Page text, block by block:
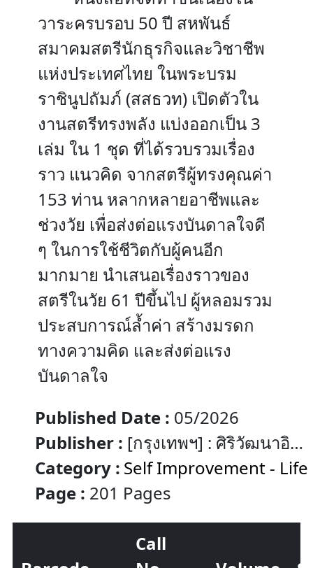
วาระครบรอบ 50 ปี สหพันธ์
สมาคมสตรีนักธุรกิจและวิชาชีพ
แห่งประเทศไทย ในพระบรม
ราชินูปถัมภ์ (สสธวท) เปิดตัวใน
งานสตรีทรงพลัง แบ่งออกเป็น 3
เล่ม ใน 1 ชุด ที่ได้รวบรวมเรื่อง
ราว แนวคิด จากสตรีผู้ทรงคุณค่า
153 ท่าน หลากหลายอาชีพและ
ช่วงวัย เพื่อส่งต่อแรงบันดาลใจดี
ๆ ในการใช้ชีวิตกับผู้คนอีก
มากมาย นำเสนอเรื่องราวของ
สตรีในวัย 61 ปีขึ้นไป ผู้หลอมรวม
ประสบการณ์ล้ำค่า สร้างมรดก
ทางความคิด และส่งต่อแรง
บันดาลใจ
Published Date : 05/2026
Publisher : [กรุงเทพฯ] : ศิริวัฒนาอิน
เตอร์พริ้นท์
Category : Self Improvement - Life
Page : 201 Pages
Call